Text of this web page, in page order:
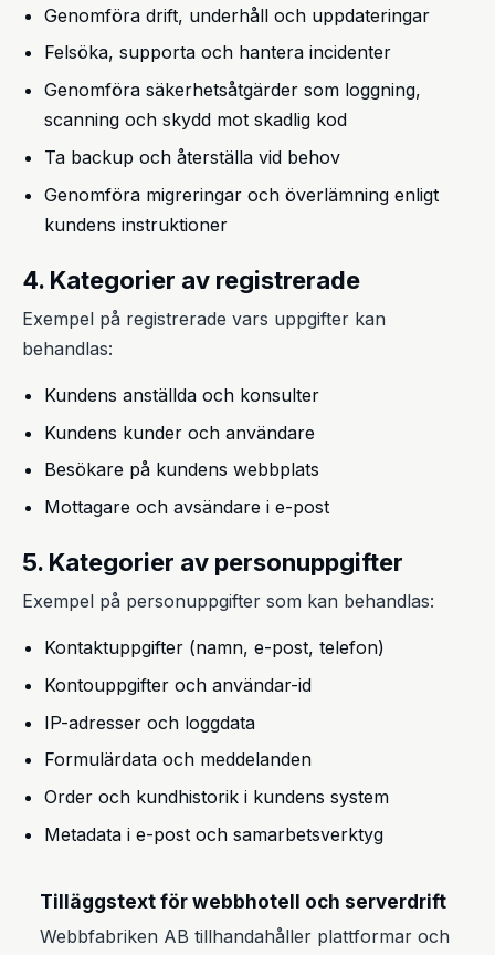
Genomföra drift, underhåll och uppdateringar
Felsöka, supporta och hantera incidenter
Genomföra säkerhetsåtgärder som loggning,
scanning och skydd mot skadlig kod
Ta backup och återställa vid behov
Genomföra migreringar och överlämning enligt
kundens instruktioner
4. Kategorier av registrerade
Exempel på registrerade vars uppgifter kan
behandlas:
Kundens anställda och konsulter
Kundens kunder och användare
Besökare på kundens webbplats
Mottagare och avsändare i e-post
5. Kategorier av personuppgifter
Exempel på personuppgifter som kan behandlas:
Kontaktuppgifter (namn, e-post, telefon)
Kontouppgifter och användar-id
IP-adresser och loggdata
Formulärdata och meddelanden
Order och kundhistorik i kundens system
Metadata i e-post och samarbetsverktyg
Tilläggstext för webbhotell och serverdrift
Webbfabriken AB tillhandahåller plattformar och